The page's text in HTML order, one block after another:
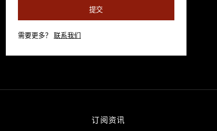
提交
需要更多？ 联系我们
订阅资讯